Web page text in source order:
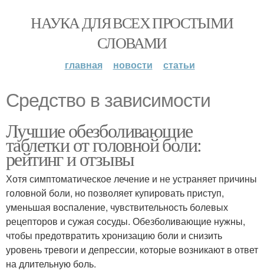
НАУКА ДЛЯ ВСЕХ ПРОСТЫМИ
СЛОВАМИ
главная новости статьи
Средство в зависимости
Лучшие обезболивающие
таблетки от головной боли:
рейтинг и отзывы
Хотя симптоматическое лечение и не устраняет причины
головной боли, но позволяет купировать приступ,
уменьшая воспаление, чувствительность болевых
рецепторов и сужая сосуды. Обезболивающие нужны,
чтобы предотвратить хронизацию боли и снизить
уровень тревоги и депрессии, которые возникают в ответ
на длительную боль.